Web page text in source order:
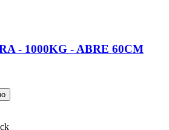
- 1000KG - ABRE 60CM